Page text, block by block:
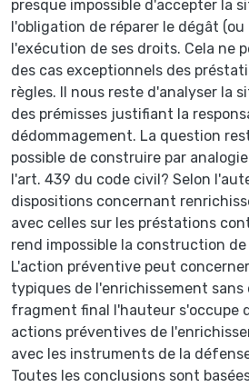
presque impossible d'accepter la
l'obligation de réparer le dégât
l'exécution de ses droits. Cela ne
des cas exceptionnels des
règles. Il nous reste d'analyser la
des prémisses justifiant la
dédommagement. La question
possible de construire par
l'art. 439 du code civil? Selon
dispositions concernant
avec celles sur les préstations
rend impossible la construction
L'action préventive peut
typiques de l'enrichissement sans
fragment final l'hauteur s'occupe
actions préventives de
avec les instruments de la
Toutes les conclusions sont